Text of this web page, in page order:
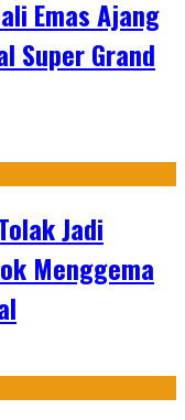
Emas Ajang
Super Grand
Jadi
Menggema